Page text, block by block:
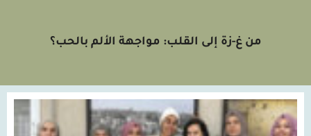
من غ-زة إلى القلب: مواجهة الألم بالحب؟